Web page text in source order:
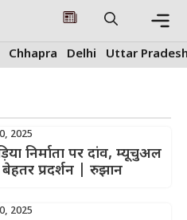
Chhapra Delhi Uttar
2025
निर्माता पर दांव, म्यूचुअल
प्रदर्शन | रुझान
2025